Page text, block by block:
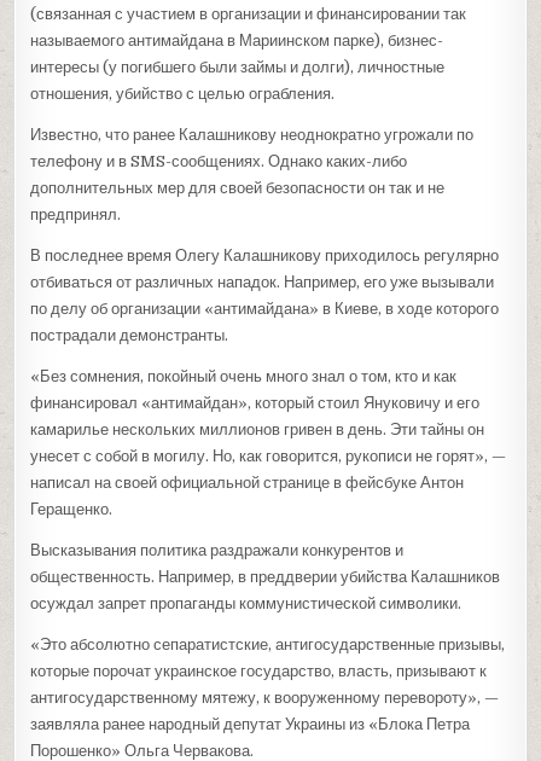
(связанная с участием в организации и финансировании так
называемого антимайдана в Мариинском парке), бизнес-
интересы (у погибшего были займы и долги), личностные
отношения, убийство с целью ограбления.
Известно, что ранее Калашникову неоднократно угрожали по
телефону и в SMS-сообщениях. Однако каких-либо
дополнительных мер для своей безопасности он так и не
предпринял.
В последнее время Олегу Калашникову приходилось регулярно
отбиваться от различных нападок. Например, его уже вызывали
по делу об организации «антимайдана» в Киеве, в ходе которого
пострадали демонстранты.
«Без сомнения, покойный очень много знал о том, кто и как
финансировал «антимайдан», который стоил Януковичу и его
камарилье нескольких миллионов гривен в день. Эти тайны он
унесет с собой в могилу. Но, как говорится, рукописи не горят», —
написал на своей официальной странице в фейсбуке Антон
Геращенко.
Высказывания политика раздражали конкурентов и
общественность. Например, в преддверии убийства Калашников
осуждал запрет пропаганды коммунистической символики.
«Это абсолютно сепаратистские, антигосударственные призывы,
которые порочат украинское государство, власть, призывают к
антигосударственному мятежу, к вооруженному перевороту», —
заявляла ранее народный депутат Украины из «Блока Петра
Порошенко» Ольга Червакова.